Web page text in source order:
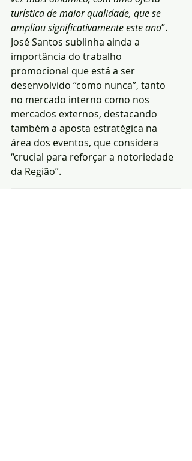
turística de maior qualidade, que se
ampliou significativamente este ano”.
José Santos sublinha ainda a
importância do trabalho
promocional que está a ser
desenvolvido “como nunca”, tanto
no mercado interno como nos
mercados externos, destacando
também a aposta estratégica na
área dos eventos, que considera
“crucial para reforçar a notoriedade
da Região”.